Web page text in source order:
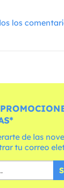
los
de las
tu correo